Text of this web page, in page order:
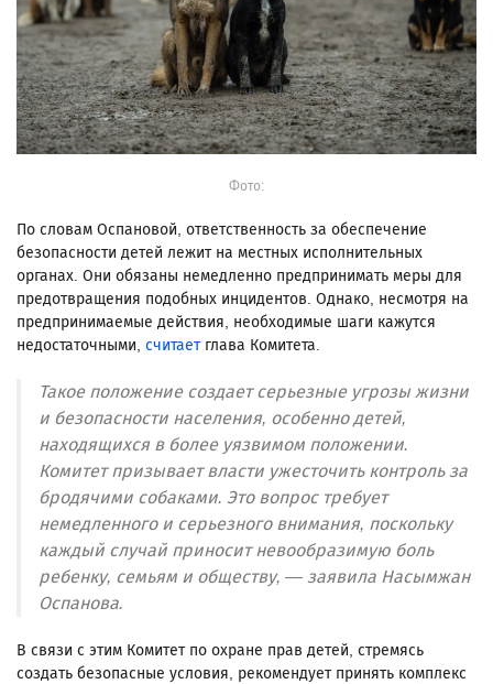
Фото:
По словам Оспановой, ответственность за обеспечение
безопасности детей лежит на местных исполнительных
органах. Они обязаны немедленно предпринимать меры для
предотвращения подобных инцидентов. Однако, несмотря на
предпринимаемые действия, необходимые шаги кажутся
недостаточными, считаетглава Комитета.
Такое положение создает серьезные угрозы жизни
и безопасности населения, особенно детей,
находящихся в более уязвимом положении.
Комитет призывает власти ужесточить контроль за
бродячими собаками. Это вопрос требует
немедленного и серьезного внимания, поскольку
каждый случай приносит невообразимую боль
ребенку, семьям и обществу, — заявила Насымжан
Оспанова.
В связи с этим Комитет по охране прав детей, стремясь
создать безопасные условия, рекомендует принять комплекс